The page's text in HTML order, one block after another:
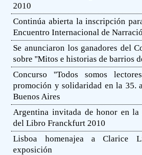
2010
Continúa abierta la inscripción
Encuentro Internacional de
Se anunciaron los ganadores del
sobre ''Mitos e historias de barrios
Concurso ''Todos somos
promoción y solidaridad en la 35.
Buenos Aires
Argentina invitada de honor en la
del Libro Franckfurt 2010
Lisboa homenajea a Clarice
exposición